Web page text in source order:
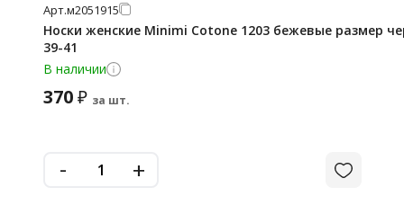
Арт.м2051915
Носки женские Minimi Cotone 1203 бежевые размер
39-41
В наличии
370₽ за шт.
- +